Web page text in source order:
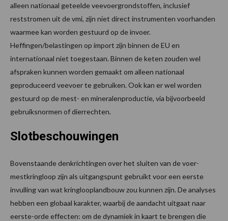
alleen nationaal geteelde veevoergrondstoffen, inclusief
reststromen uit de vmi, zijn niet direct instrumenten voorhanden
waarmee kan worden gestuurd op de invoer.
Heffingen/belastingen op import zijn binnen de EU en
internationaal niet toegestaan. Binnen de keten zouden wel
afspraken kunnen worden gemaakt om alleen nationaal
geproduceerd veevoer te gebruiken. Ook kan er wel worden
gestuurd op de mest- en mineralenproductie, via bijvoorbeeld
gebruiksnormen of dierrechten.
Slotbeschouwingen
Bovenstaande denkrichtingen over het sluiten van de voer-
mestkringloop zijn als uitgangspunt gebruikt voor een eerste
invulling van wat kringlooplandbouw zou kunnen zijn. De analyses
hebben een globaal karakter, waarbij de aandacht uitgaat naar
eerste-orde effecten: om de dynamiek in kaart te brengen die